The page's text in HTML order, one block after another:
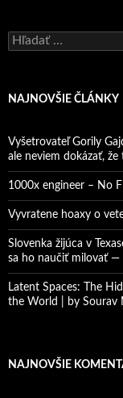
Hľadať:
NAJNOVŠIE ČLÁNKY
Vyšetrovateľ Gorily
ale neviem dokázať,
1000x engineer – No
Vyvratene hoaxy o
Slovenka žijúca v
sa ho naučiť milovať —
Latent Spaces: The
the World | by Sourav
NAJNOVŠIE